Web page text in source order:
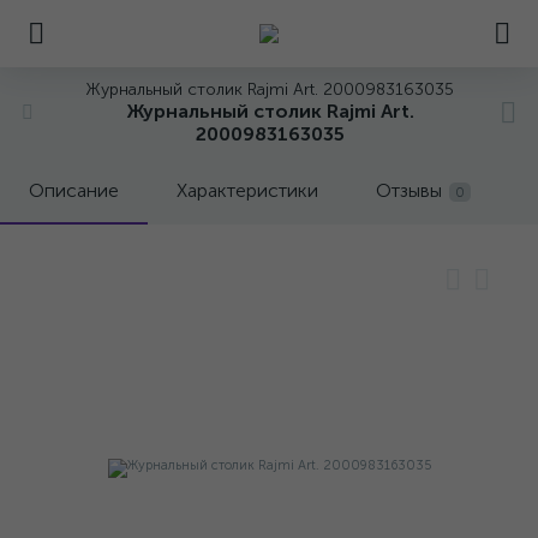
Журнальный столик Rajmi Art. 2000983163035
Журнальный столик Rajmi Art.
2000983163035
Описание Характеристики Отзывы 0